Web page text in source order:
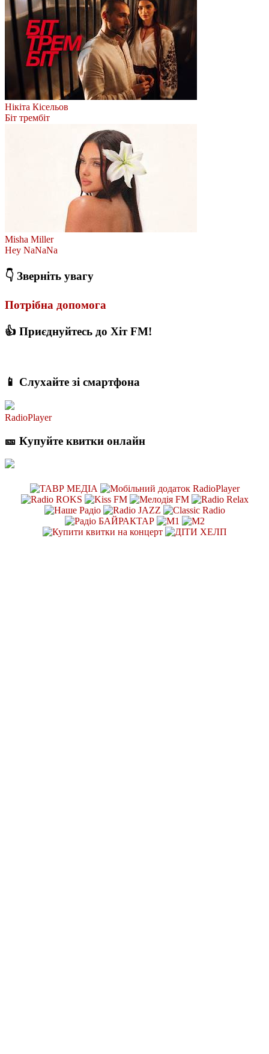
Нікіта Кісельов
Біт трембіт
Misha Miller
Hey NaNaNa
👇 Зверніть увагу
Потрібна допомога
👍 Приєднуйтесь до Хіт FM!
📱 Слухайте зі смартфона
RadioPlayer
🎫 Купуйте квитки онлайн